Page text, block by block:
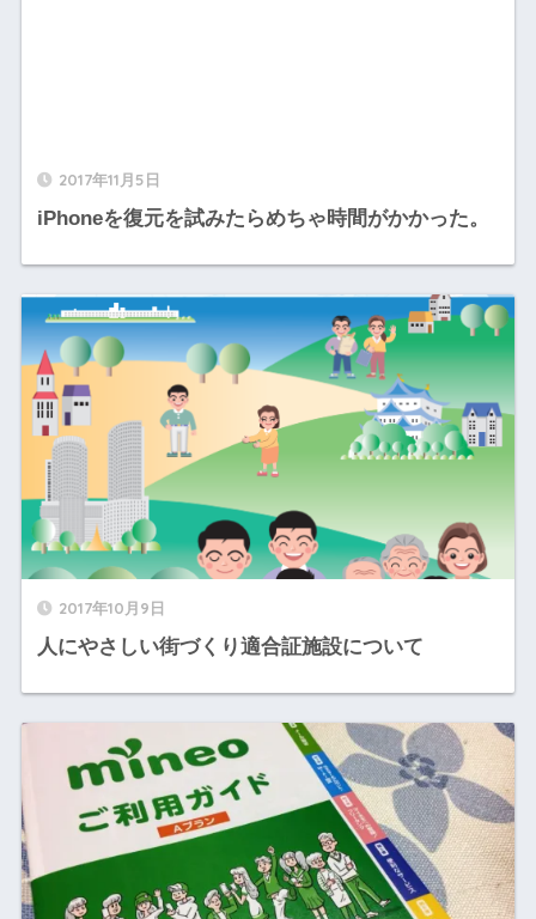
2017年11月5日
iPhoneを復元を試みたらめちゃ時間がかかった。
2017年10月9日
人にやさしい街づくり適合証施設について